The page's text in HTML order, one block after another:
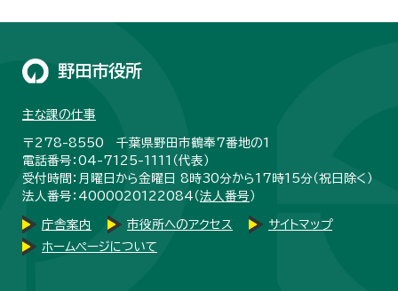
野田市役所
主な課の仕事
〒278-8550 千葉県野田市鶴奉7番地の1
電話番号：04-7125-1111（代表）
受付時間：月曜日から金曜日 8時30分から17時15分（祝日除く）
法人番号：4000020122084（法人番号 ）
庁舎案内 市役所へのアクセス
サイトマップ
ホームページについて